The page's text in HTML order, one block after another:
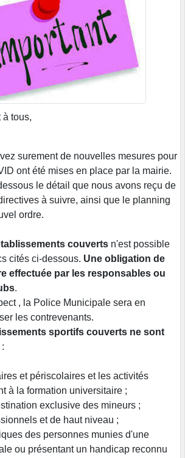
à tous,
surement de nouvelles mesures pour
ont été mises en place par la mairie.
le détail que nous avons reçu de
à suivre, ainsi que le planning
ordre.
couverts n'est possible
cités ci-dessous. Une obligation de
effectuée par les responsables ou
.
, la Police Municipale sera en
les contrevenants.
sportifs couverts ne sont
:
et périscolaires et les activités
à la formation universitaire ;
exclusive des mineurs ;
et de haut niveau ;
des personnes munies d'une
ou présentant un handicap reconnu